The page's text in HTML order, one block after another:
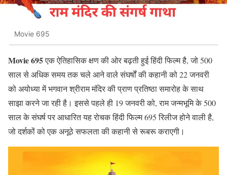
Movie 695
Movie 695एक ऐतिहासिक क्षण की ओर बढ़ती हुई हिंदी फिल्म है, जो 500
साल से अधिक समय तक चले आने वाले संघर्षों की कहानी को 22 जनवरी
को अयोध्या में भगवान श्रीराम मंदिर की प्राण प्रतिष्ठा समारोह के साथ
साझा करने जा रही है। इससे पहले ही 19 जनवरी को, राम जन्मभूमि के 500
साल के संघर्ष पर आधारित यह रोचक हिंदी फिल्म 695 रिलीज होने वाली है,
जो दर्शकों को एक अनूठे सफलता की कहानी से रूबरू कराएगी।